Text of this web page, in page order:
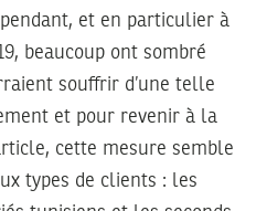
et en particulier à
beaucoup ont sombré
souffrir d’une telle
et pour revenir à la
cette mesure semble
types de clients : les